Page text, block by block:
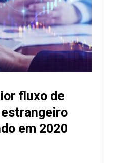
fluxo de
em 2020